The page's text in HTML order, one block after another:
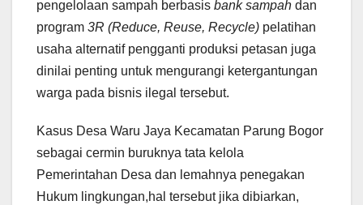
pengelolaan sampah berbasis bank sampah dan
program 3R (Reduce, Reuse, Recycle) pelatihan
usaha alternatif pengganti produksi petasan juga
dinilai penting untuk mengurangi ketergantungan
warga pada bisnis ilegal tersebut.
Kasus Desa Waru Jaya Kecamatan Parung Bogor
sebagai cermin buruknya tata kelola
Pemerintahan Desa dan lemahnya penegakan
Hukum lingkungan,hal tersebut jika dibiarkan,